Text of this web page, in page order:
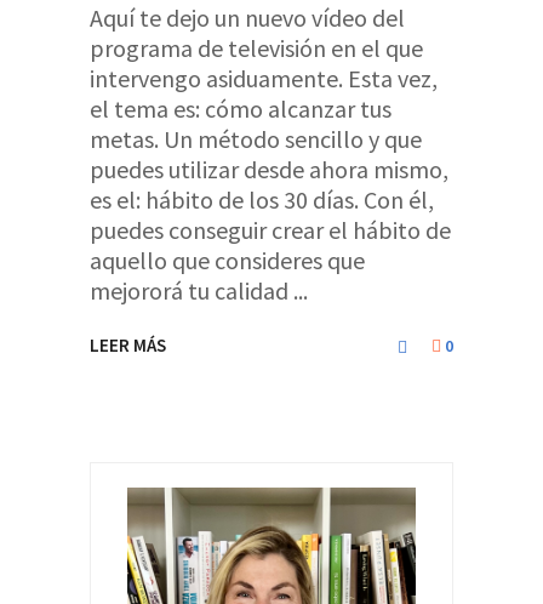
Aquí te dejo un nuevo vídeo del
programa de televisión en el que
intervengo asiduamente. Esta vez,
el tema es: cómo alcanzar tus
metas. Un método sencillo y que
puedes utilizar desde ahora mismo,
es el: hábito de los 30 días. Con él,
puedes conseguir crear el hábito de
aquello que consideres que
mejororá tu calidad
LEER MÁS 0